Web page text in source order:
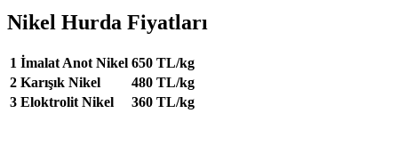
Nikel Hurda Fiyatları
1 İmalat Anot Nikel 650 TL/kg
2 Karışık Nikel
480 TL/kg
3 Eloktrolit Nikel 360 TL/kg